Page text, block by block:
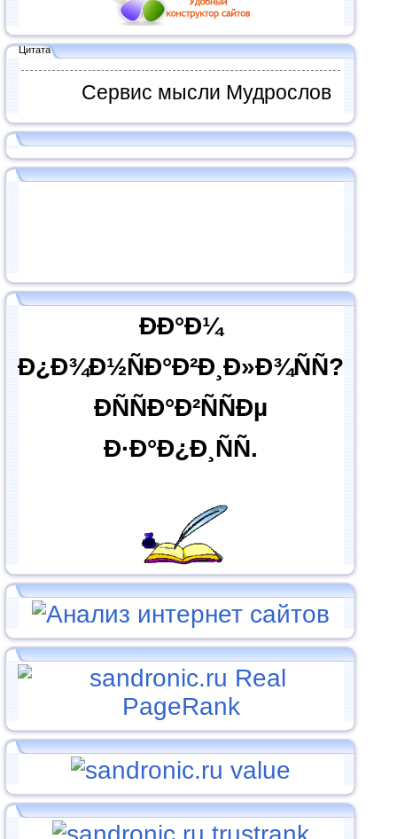
Цитата
Сервис мысли Мудрослов
ÐÐ°Ð¼
Ð¿Ð¾Ð½ÑÐ°Ð²Ð¸Ð»Ð¾ÑÑ?
ÐÑÑÐ°Ð²ÑÑÐµ
Ð·Ð°Ð¿Ð¸ÑÑ.